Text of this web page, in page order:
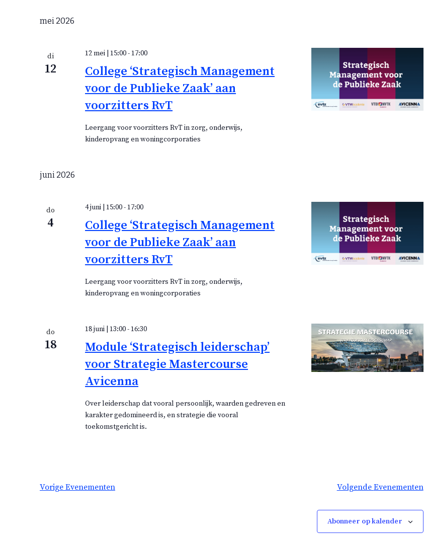
mei 2026
di
12
College ‘Strategisch Management
voor de Publieke Zaak’ aan
voorzitters RvT
12 mei | 15:00-17:00
Leergang voor voorzitters RvT in zorg, onderwijs,
kinderopvang en woningcorporaties
juni 2026
do
4
College ‘Strategisch Management
voor de Publieke Zaak’ aan
voorzitters RvT
4 juni | 15:00-17:00
Leergang voor voorzitters RvT in zorg, onderwijs,
kinderopvang en woningcorporaties
do
18
Module ‘Strategisch leiderschap’
voor Strategie Mastercourse
Avicenna
18 juni | 13:00-16:30
Over leiderschap dat vooral persoonlijk, waarden gedreven en
karakter gedomineerd is, en strategie die vooral
toekomstgericht is.
Vorige Evenementen Volgende Evenementen
Abonneer op kalender